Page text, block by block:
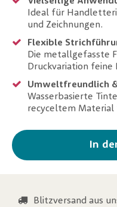
Ideal für
und Zeichnungen.
Flexible
Die metallgefasste
Druckvariation feine
Umweltfreundlich
Wasserbasierte
recyceltem Material
In
Blitzversand aus